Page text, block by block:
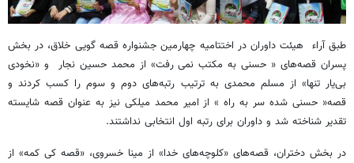
طبق آراء هیئت داوران در اختتامیه چهارمین جشنواره قصه گویی خلاق، در بخش
پسران قصه‌های « حسنی به مکتب نمی رفت» از محمد حسین نجار و «نخودی
بی‌یار تنها» از مسلم محمدی به ترتیب رتبه‌های دوم و سوم را کسب کردند و
قصه« حسنی شده سر به راه » از امیر محمد میلکی نیز به عنوان قصه شایسته
تقدیر شناخته شد و داوران برای رتبه اول انتخابی نداشتند.
در بخش دختران، قصه‌های «کلوچه‌های خدا» از مینا خسروی، «قصه کی کمه» از